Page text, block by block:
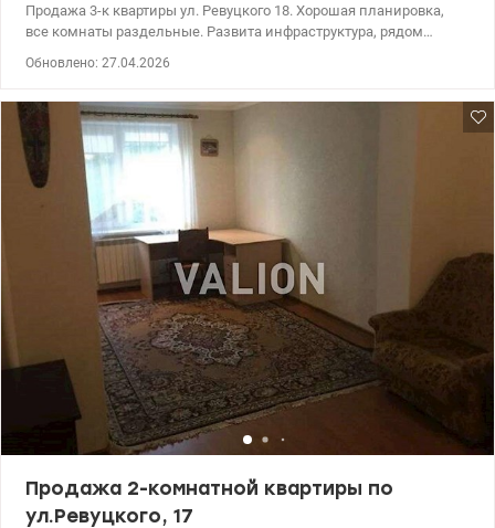
Продажа 3-к квартиры ул. Ревуцкого 18. Хорошая планировка,
все комнаты раздельные. Развита инфраструктура, рядом
Обновлено: 27.04.2026
Продажа 2-комнатной квартиры по
ул.Ревуцкого, 17